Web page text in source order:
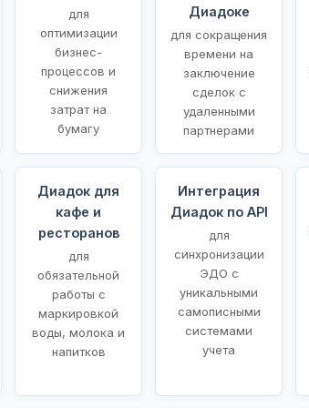
для
оптимизации
бизнес-
процессов и
снижения
затрат на
бумагу
Диадоке
для сокращения
времени на
заключение
сделок с
удаленными
партнерами
Диадок для
кафе и
ресторанов
для
обязательной
работы с
маркировкой
воды, молока и
напитков
Интеграция
Диадок по API
для
синхронизации
ЭДО с
уникальными
самописными
системами
учета